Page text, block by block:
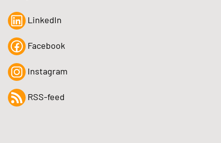
LinkedIn
Facebook
Instagram
RSS-feed